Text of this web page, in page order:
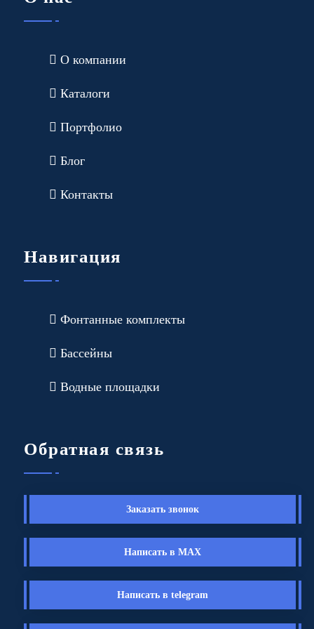
О компании
Каталоги
Портфолио
Блог
Контакты
Навигация
Фонтанные комплекты
Бассейны
Водные площадки
Обратная связь
Заказать звонок
Написать в MAX
Написать в telegram